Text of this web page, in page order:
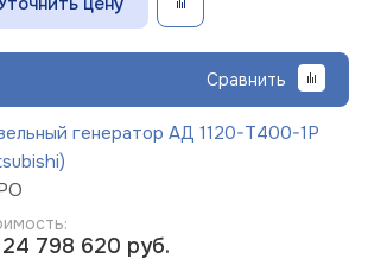
Сравнить
генератор АД 1120-Т400-1Р
798 620 руб.